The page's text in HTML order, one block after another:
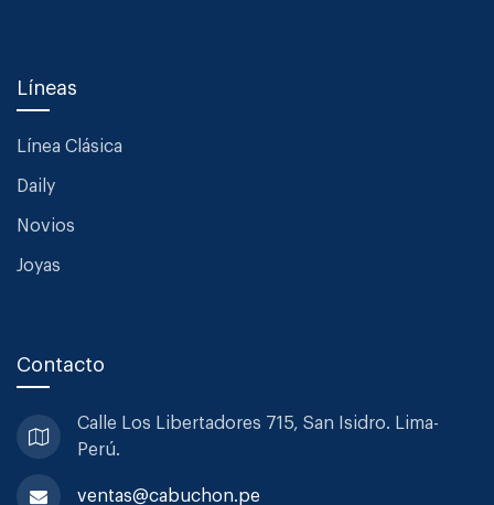
Líneas
Línea Clásica
Daily
Novios
Joyas
Contacto
Calle Los Libertadores 715, San Isidro. Lima-
Perú.
ventas@cabuchon.pe